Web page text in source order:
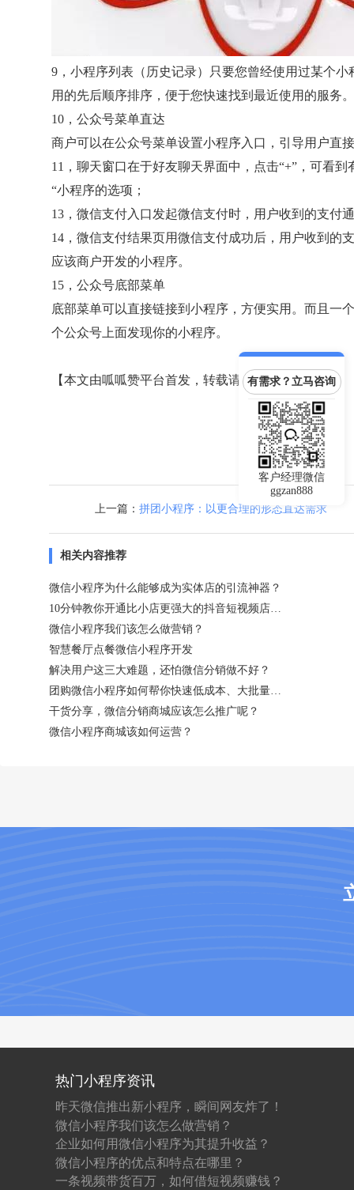
9，小程序列表（历史记录）只要您曾经使用过某个
用的先后顺序排序，便于您快速找到最近使用的服务。
10，公众号菜单直达
商户可以在公众号菜单设置小程序入口，引导用户直
11，聊天窗口在于好友聊天界面中，点击“+”，可看
“小程序的选项；
13，微信支付入口发起微信支付时，用户收到的支付
14，微信支付结果页用微信支付成功后，用户收到的
应该商户开发的小程序。
15，公众号底部菜单
底部菜单可以直接链接到小程序，方便实用。而且一个
个公众号上面发现你的小程序。
【本文由呱呱赞平台首发，转载请注明出处】
上一篇： 拼团小程序：以更合理的形态直达需求
相关内容推荐
微信小程序为什么能够成为实体店的引流神器？
10分钟教你开通比小店更强大的抖音短视频店铺！
微信小程序我们该怎么做营销？
智慧餐厅点餐微信小程序开发
解决用户这三大难题，还怕微信分销做不好？
团购微信小程序如何帮你快速低成本、大批量卖货？
干货分享，微信分销商城应该怎么推广呢？
微信小程序商城该如何运营？
有需求？立马咨询
客户经理微信
ggzan888
热门小程序资讯
昨天微信推出新小程序，瞬间网友炸了！
微信小程序我们该怎么做营销？
企业如何用微信小程序为其提升收益？
微信小程序的优点和特点在哪里？
一条视频带货百万，如何借短视频赚钱？